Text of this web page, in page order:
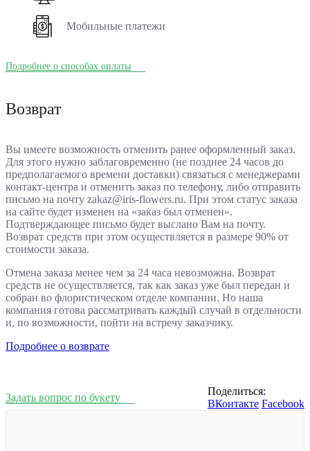
Мобильные платежи
Подробнее о способах оплаты
Возврат
Вы имеете возможность отменить ранее оформленный заказ.
Для этого нужно заблаговременно (не позднее 24 часов до
предполагаемого времени доставки) связаться с менеджерами
контакт-центра и отменить заказ по телефону, либо отправить
письмо на почту zakaz@iris-flowers.ru. При этом статус заказа
на сайте будет изменен на «заказ был отменен».
Подтверждающее письмо будет выслано Вам на почту.
Возврат средств при этом осуществляется в размере 90% от
стоимости заказа.
Отмена заказа менее чем за 24 часа невозможна. Возврат
средств не осуществляется, так как заказ уже был передан и
собран во флористическом отделе компании. Но наша
компания готова рассматривать каждый случай в отдельности
и, по возможности, пойти на встречу заказчику.
Подробнее о возврате
Задать вопрос по букету
Поделиться:
ВКонтакте Facebook